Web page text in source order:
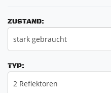
ZUSTAND:
stark gebraucht
TYP:
2 Reflektoren